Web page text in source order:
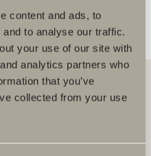
content and ads, to
to analyse our traffic.
your use of our site with
analytics partners who
that you’ve
collected from your use
Fra baderomsmøbler,